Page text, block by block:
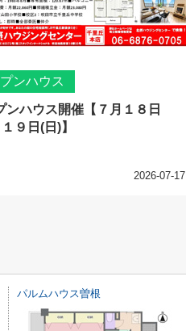
ンハウス
ンハウス開催【７月１８日
９日(日)】
2026-07-17
パルムハウス曽根